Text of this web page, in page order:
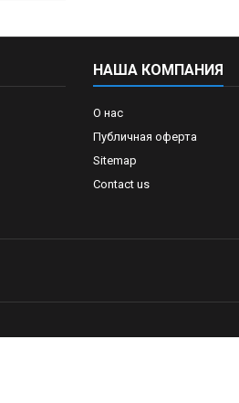
НАША КОМПАНИЯ
О нас
Публичная оферта
Sitemap
Contact us